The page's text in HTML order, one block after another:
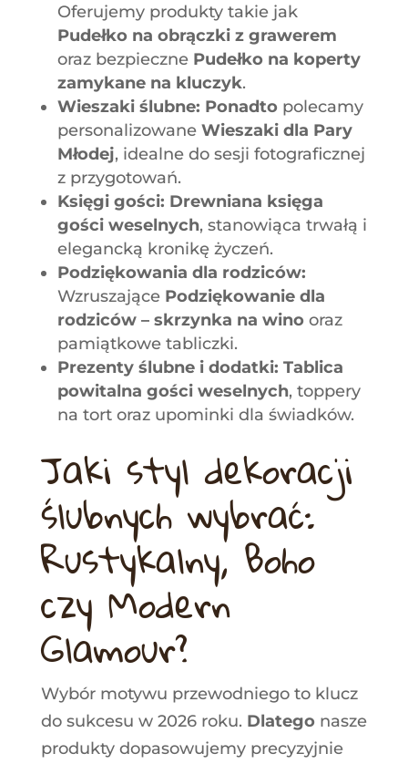
Oferujemy produkty takie jak
Pudełko na obrączki z grawerem
oraz bezpieczne Pudełko na koperty
zamykane na kluczyk.
Wieszaki ślubne: Ponadtopolecamy
personalizowane Wieszaki dla Pary
Młodej, idealne do sesji fotograficznej
z przygotowań.
Księgi gości: Drewniana księga
gości weselnych, stanowiąca trwałą i
elegancką kronikę życzeń.
Podziękowania dla rodziców:
Wzruszające Podziękowanie dla
rodziców – skrzynka na winooraz
pamiątkowe tabliczki.
Prezenty ślubne i dodatki: Tablica
powitalna gości weselnych, toppery
na tort oraz upominki dla świadków.
Jaki styl dekoracji
ślubnych wybrać:
Rustykalny, Boho
czy Modern
Glamour?
Wybór motywu przewodniego to klucz
do sukcesu w 2026 roku. Dlategonasze
produkty dopasowujemy precyzyjnie